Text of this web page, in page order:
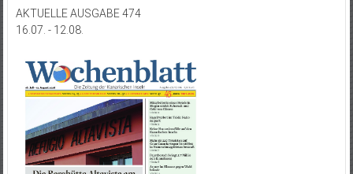
AKTUELLE AUSGABE 474
16.07. - 12.08.